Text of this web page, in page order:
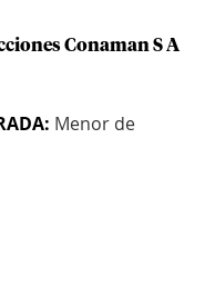
Conaman S A
Menor de